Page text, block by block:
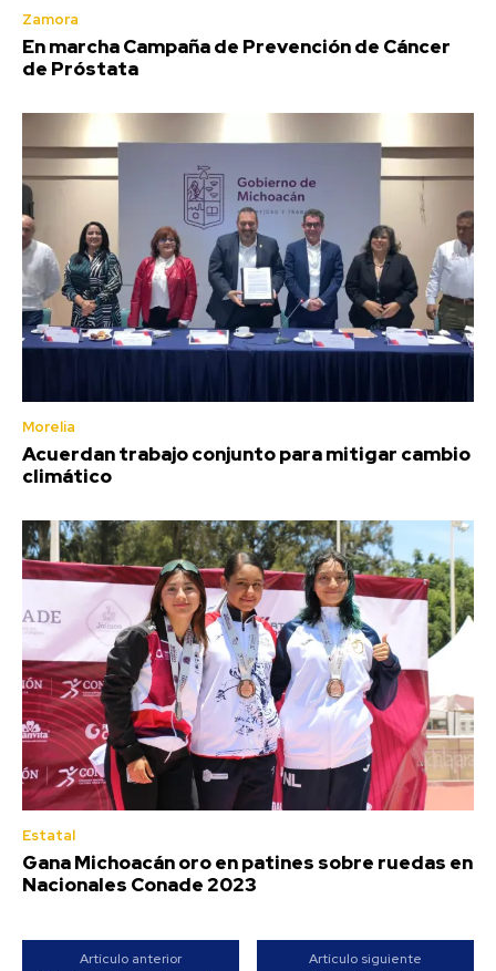
Zamora
En marcha Campaña de Prevención de Cáncer
de Próstata
Morelia
Acuerdan trabajo conjunto para mitigar cambio
climático
Estatal
Gana Michoacán oro en patines sobre ruedas en
Nacionales Conade 2023
Artículo anterior Artículo siguiente